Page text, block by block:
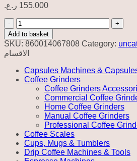
155.000 ر.ع.
BRE:ZI
HOME
CHILLED
COLD
BREWER
quantity
Add to basket
SKU: 860014067808 Category:
الاقسام
Capsules Machines &
Coffee Grinders
Coffee Grinders
Commercial Coffee
Home Coffee Grinders
Manual Coffee Grinders
Professional Coffee
Coffee Scales
Cups, Mugs & Tumblers
Drip Coffee Machines & Tools